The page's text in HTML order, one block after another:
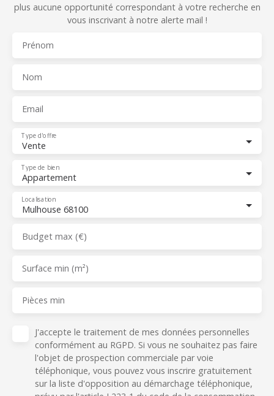
plus aucune opportunité correspondant à votre recherche en
vous inscrivant à notre alerte mail !
Prénom
Nom
Email
Vente
Type d'offre
Appartement
Type de bien
Mulhouse 68100
Localisation
Budget max (€)
Surface min (m²)
Pièces min
J'accepte le traitement de mes données personnelles
conformément au RGPD. Si vous ne souhaitez pas faire
l'objet de prospection commerciale par voie
téléphonique, vous pouvez vous inscrire gratuitement
sur la liste d'opposition au démarchage téléphonique,